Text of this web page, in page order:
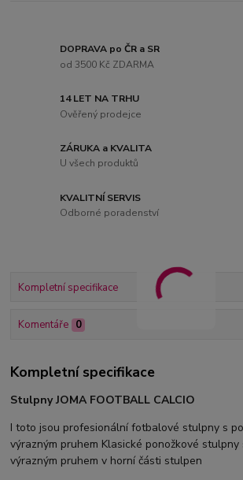
DOPRAVA po ČR a SR
od 3500 Kč ZDARMA
14 LET NA TRHU
Ověřený prodejce
ZÁRUKA a KVALITA
U všech produktů
KVALITNÍ SERVIS
Odborné poradenství
Kompletní specifikace
Komentáře 0
Kompletní specifikace
Stulpny JOMA FOOTBALL CALCIO
I toto jsou profesionální fotbalové stulpny s
výrazným pruhem Klasické ponožkové stulpny
výrazným pruhem v horní části stulpen